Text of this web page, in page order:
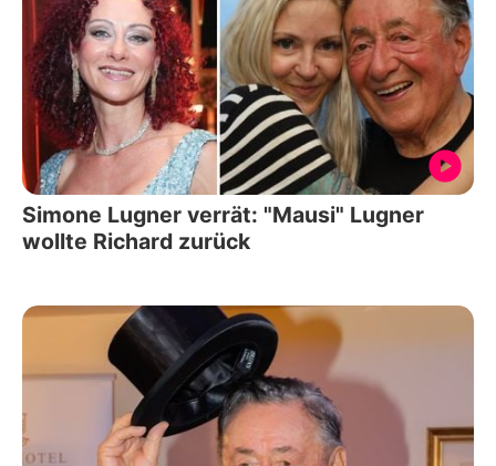
Simone Lugner verrät: "Mausi" Lugner
wollte Richard zurück